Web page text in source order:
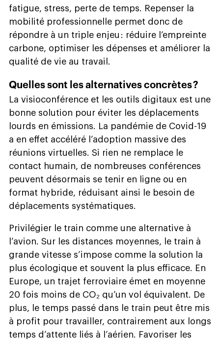
fatigue, stress, perte de temps. Repenser la
mobilité professionnelle permet donc de
répondre à un triple enjeu : réduire l’empreinte
carbone, optimiser les dépenses et améliorer la
qualité de vie au travail.
Quelles sont les alternatives concrètes ?
La visioconférence et les outils digitaux est une
bonne solution pour éviter les déplacements
lourds en émissions. La pandémie de Covid-19
a en effet accéléré l’adoption massive des
réunions virtuelles. Si rien ne remplace le
contact humain, de nombreuses conférences
peuvent désormais se tenir en ligne ou en
format hybride, réduisant ainsi le besoin de
déplacements systématiques.
Privilégier le train comme une alternative à
l’avion. Sur les distances moyennes, le train à
grande vitesse s’impose comme la solution la
plus écologique et souvent la plus efficace. En
Europe, un trajet ferroviaire émet en moyenne
20 fois moins de CO₂ qu’un vol équivalent. De
plus, le temps passé dans le train peut être mis
à profit pour travailler, contrairement aux longs
temps d’attente liés à l’aérien. Favoriser les